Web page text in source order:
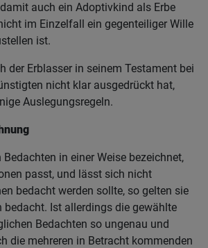
auch ein Adoptivkind als Erbe
im Einzelfall ein gegenteiliger Wille
ist.
der Erblasser in seinem Testament bei
nicht klar ausgedrückt hat,
Auslegungsregeln.
Bedachten in einer Weise bezeichnet,
passt, und lässt sich nicht
bedacht werden sollte, so gelten sie
bedacht. Ist allerdings die gewählte
Bedachten so ungenau und
die mehreren in Betracht kommenden